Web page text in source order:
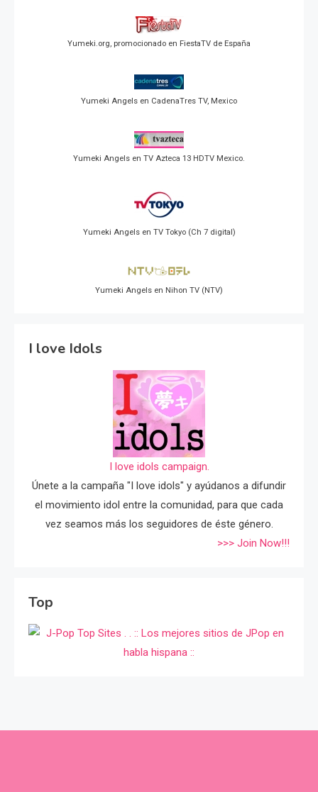
Yumeki.org, promocionado en FiestaTV de España
Yumeki Angels en CadenaTres TV, Mexico
Yumeki Angels en TV Azteca 13 HDTV Mexico.
Yumeki Angels en TV Tokyo (Ch 7 digital)
Yumeki Angels en Nihon TV (NTV)
I love Idols
I love idols campaign.
Únete a la campaña "I love idols" y ayúdanos a difundir
el movimiento idol entre la comunidad, para que cada
vez seamos más los seguidores de éste género.
>>> Join Now!!!
Top